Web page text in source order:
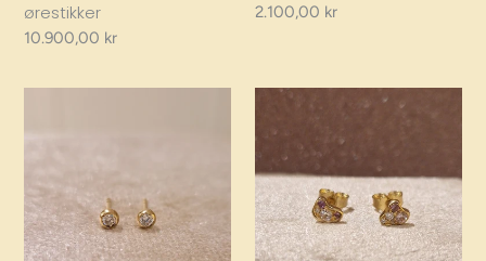
ørestikker
Regular
10.900,00 kr
Regular
2.100,00 kr
Rosa
Abundance
ørestikker